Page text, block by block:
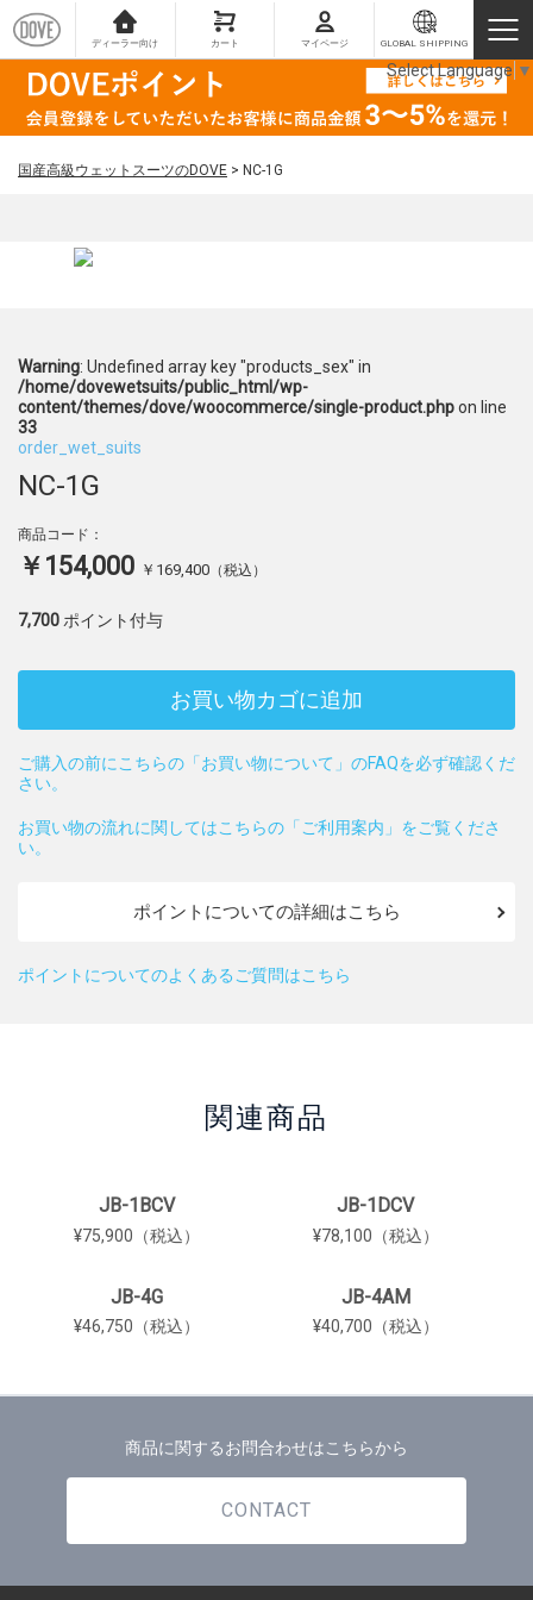
ディーラー向け カート マイページ GLOBAL SHIPPING
国産高級ウェットスーツのDOVE > NC-1G
Warning: Undefined array key "products_sex" in
/home/dovewetsuits/public_html/wp-
content/themes/dove/woocommerce/single-product.phpon line
33
order_wet_suits
NC-1G
商品コード：
￥154,000 ￥169,400 （税込）
7,700 ポイント付与
お買い物カゴに追加
ご購入の前にこちらの「お買い物について」のFAQを必ず確認くだ
さい。
お買い物の流れに関してはこちらの「ご利用案内」をご覧くださ
い。
ポイントについての詳細はこちら
ポイントについてのよくあるご質問はこちら
関連商品
JB-1BCV
¥75,900（税込）
JB-1DCV
¥78,100（税込）
JB-4G
¥46,750（税込）
JB-4AM
¥40,700（税込）
商品に関するお問合わせはこちらから
CONTACT
Select Language ▼